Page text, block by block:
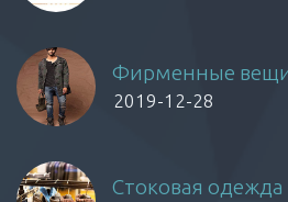
Фирменные
2019-12-28
Стоковая